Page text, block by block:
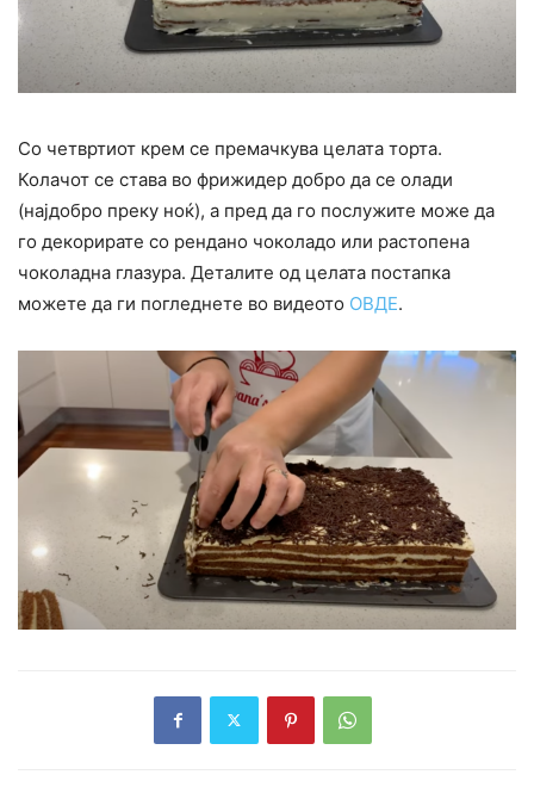
Со четвртиот крем се премачкува целата торта.
Колачот се става во фрижидер добро да се олади
(најдобро преку ноќ), а пред да го послужите може да
го декорирате со рендано чоколадо или растопена
чоколадна глазура. Деталите од целата постапка
можете да ги погледнете во видеото ОВДЕ.